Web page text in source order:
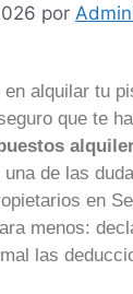
por
alquilar tu
que te
de las
en
menos:
las